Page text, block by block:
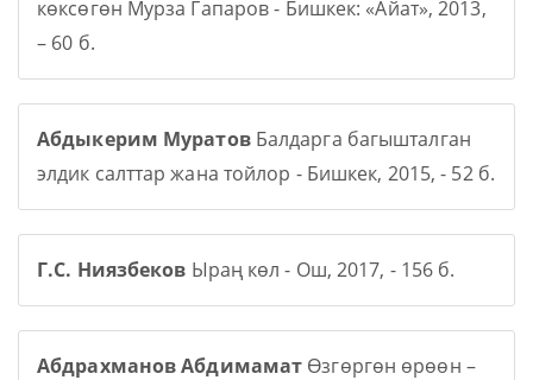
көксөгөн Мурза Гапаров - Бишкек: «Айат», 2013,
– 60 б.
Абдыкерим МуратовБалдарга багышталган
элдик салттар жана тойлор - Бишкек, 2015, - 52 б.
Г.С. Ниязбеков Ыраң көл - Ош, 2017, - 156 б.
Абдрахманов Абдимамат Өзгөргөн өрөөн –